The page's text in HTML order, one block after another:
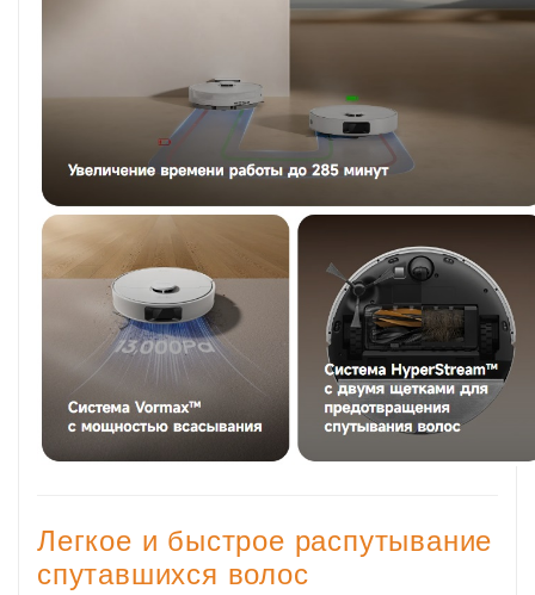
Легкое и быстрое распутывание
спутавшихся волос